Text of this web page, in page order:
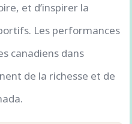
et d’inspirer la
Les performances
canadiens dans
de la richesse et de